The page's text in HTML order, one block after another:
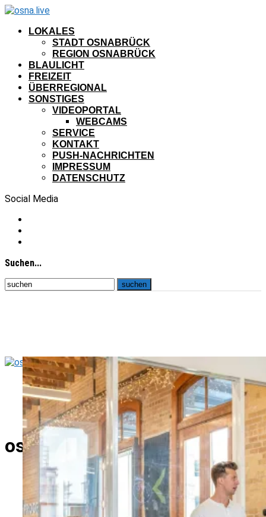
LOKALES
STADT OSNABRÜCK
REGION OSNABRÜCK
BLAULICHT
FREIZEIT
ÜBERREGIONAL
SONSTIGES
VIDEOPORTAL
WEBCAMS
SERVICE
KONTAKT
PUSH-NACHRICHTEN
IMPRESSUM
DATENSCHUTZ
Social Media
Suchen...
osna.live